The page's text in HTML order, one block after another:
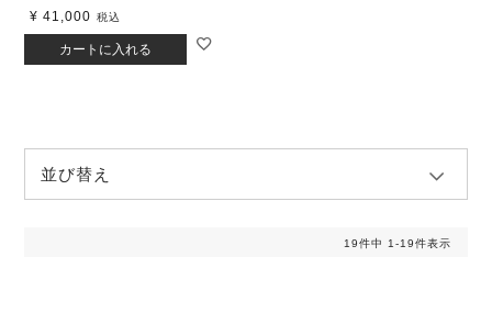
¥ 41,000 税込
カートに入れる
並び替え
19件中 1 -19件表示